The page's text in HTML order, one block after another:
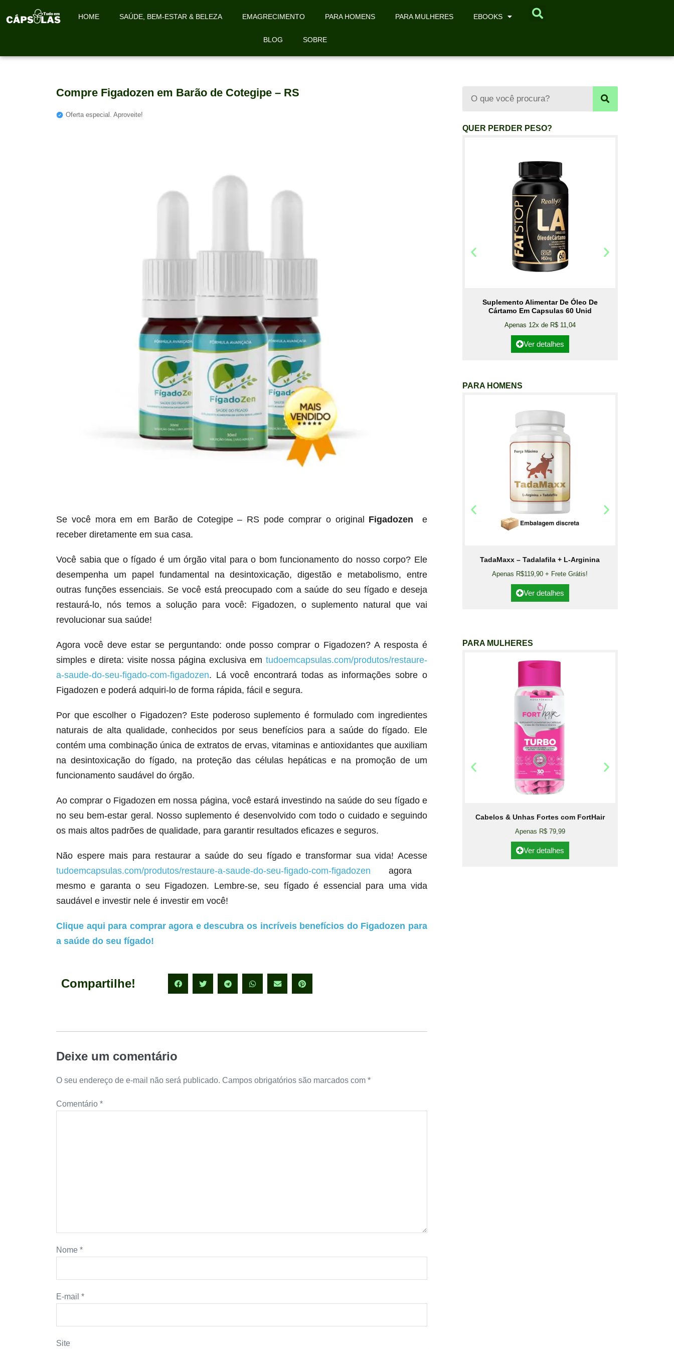
HOME SAÚDE, BEM-ESTAR & BELEZA EMAGRECIMENTO PARA HOMENS PARA MULHERES EBOOKS
BLOG SOBRE
Compre Figadozen em Barão de Cotegipe – RS
Oferta especial. Aproveite!
Se você mora em em Barão de Cotegipe – RS pode comprar o original Figadozen
e
receber diretamente em sua casa.
Você sabia que o fígado é um órgão vital para o bom funcionamento do nosso corpo? Ele
desempenha um papel fundamental na desintoxicação, digestão e metabolismo, entre
outras funções essenciais. Se você está preocupado com a saúde do seu fígado e deseja
restaurá-lo, nós temos a solução para você: Figadozen, o suplemento natural que vai
revolucionar sua saúde!
Agora você deve estar se perguntando: onde posso comprar o Figadozen? A resposta é
simples e direta: visite nossa página exclusiva em tudoemcapsulas.com/produtos/restaure-
a-saude-do-seu-figado-com-figadozen. Lá você encontrará todas as informações sobre o
Figadozen e poderá adquiri-lo de forma rápida, fácil e segura.
Por que escolher o Figadozen? Este poderoso suplemento é formulado com ingredientes
naturais de alta qualidade, conhecidos por seus benefícios para a saúde do fígado. Ele
contém uma combinação única de extratos de ervas, vitaminas e antioxidantes que auxiliam
na desintoxicação do fígado, na proteção das células hepáticas e na promoção de um
funcionamento saudável do órgão.
Ao comprar o Figadozen em nossa página, você estará investindo na saúde do seu fígado e
no seu bem-estar geral. Nosso suplemento é desenvolvido com todo o cuidado e seguindo
os mais altos padrões de qualidade, para garantir resultados eficazes e seguros.
Não espere mais para restaurar a saúde do seu fígado e transformar sua vida! Acesse
tudoemcapsulas.com/produtos/restaure-a-saude-do-seu-figado-com-figadozen agora
mesmo e garanta o seu Figadozen. Lembre-se, seu fígado é essencial para uma vida
saudável e investir nele é investir em você!
Clique aqui para comprar agora e descubra os incríveis benefícios do Figadozen para
a saúde do seu fígado!
Compartilhe!
Deixe um comentário
O seu endereço de e-mail não será publicado. Campos obrigatórios são marcados com *
Comentário *
Nome *
E-mail *
Site
QUER PERDER PESO?
Suplemento Alimentar De Óleo De
Cártamo Em Capsulas 60 Unid
Apenas 12x de R$ 11,04
Ver detalhes
PARA HOMENS
Seca Já Detox – O Fim da gordura
Ver detalhes
TadaMaxx – Tadalafila + L-Arginina
Apenas R$119,90 + Frete Grátis!
Ver detalhes
PARA MULHERES
Melt Hair para cabelo, pele e unhas!
Apenas até 12X R$ 12,95
Ver detalhes
Cabelos & Unhas Fortes com FortHair
Apenas R$ 79,99
Ver detalhes